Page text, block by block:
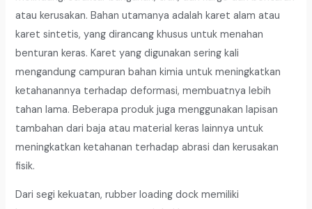
Panjang
100CM
atau kerusakan. Bahan utamanya adalah karet alam atau
karet sintetis, yang dirancang khusus untuk menahan
benturan keras. Karet yang digunakan sering kali
mengandung campuran bahan kimia untuk meningkatkan
ketahanannya terhadap deformasi, membuatnya lebih
tahan lama. Beberapa produk juga menggunakan lapisan
tambahan dari baja atau material keras lainnya untuk
meningkatkan ketahanan terhadap abrasi dan kerusakan
fisik.
Dari segi kekuatan, rubber loading dock memiliki